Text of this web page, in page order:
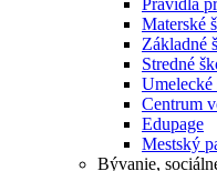
Pravidlá
Materské
Základné
Stredné
Centrum
Edupage
Mestský
Bývanie,